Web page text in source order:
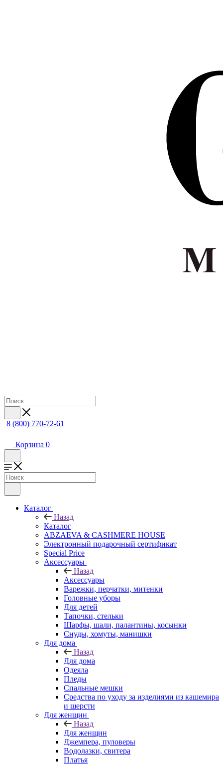
8 (800) 770-72-61
Корзина 0
Каталог
Назад
Каталог
ABZAEVA & CASHMERE HOUSE
Электронный подарочный сертификат
Special Price
Аксессуары
Назад
Аксессуары
Варежки, перчатки, митенки
Головные уборы
Для детей
Тапочки, стельки
Шарфы, шали, палантины, косынки
Снуды, хомуты, манишки
Для дома
Назад
Для дома
Одеяла
Пледы
Спальные мешки
Средства по уходу за изделиями из кашемира
и шерсти
Для женщин
Назад
Для женщин
Джемпера, пуловеры
Водолазки, свитера
Платья